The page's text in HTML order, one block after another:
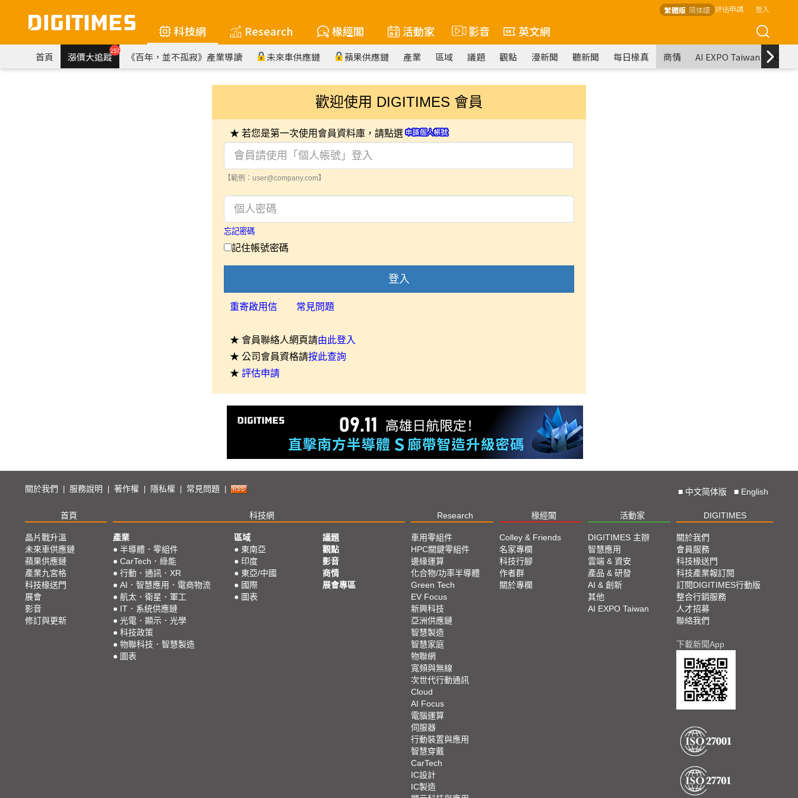
繁體版 简体版 評估申請 登入
科技網 Research 椽經閣 活動家 影音 英文網
首頁 漲價大追蹤257 《百年，並不孤寂》產業導讀 未來車供應鏈 蘋果供應鏈 產業 區域 議題 觀點 漫新聞 聽新聞 每日椽真 商情 AI EXPO Taiwan
歡迎使用 DIGITIMES 會員
★ 若您是第一次使用會員資料庫，請點選
【範例：user@company.com】
忘記密碼
記住帳號密碼
登入
重寄啟用信 常見問題
★ 會員聯絡人網頁請由此登入
★ 公司會員資格請按此查詢
★ 評估申請
關於我們 服務說明 著作權 隱私權 常見問題 ■ 中文简体版 ■ English
首頁 科技網 Research 椽經閣 活動家 DIGITIMES
晶片戰升溫
未來車供應鏈
蘋果供應鏈
產業九宮格
科技椽送門
展會
影音
修訂與更新
產業
● 半導體．零組件
● CarTech．綠能
● 行動．通訊．XR
● AI．智慧應用．電商物流
● 航太．衛星．軍工
● IT．系統供應鏈
● 光電．顯示．光學
● 科技政策
● 物聯科技．智慧製造
● 圖表
區域
● 東南亞
● 印度
● 東亞/中國
● 國際
● 圖表
議題
觀點
影音
商情
展會專區
車用零組件
HPC關鍵零組件
邊緣運算
化合物/功率半導體
Green Tech
EV Focus
新興科技
亞洲供應鏈
智慧製造
智慧家庭
物聯網
寬頻與無線
次世代行動通訊
Cloud
AI Focus
電腦運算
伺服器
行動裝置與應用
智慧穿戴
CarTech
IC設計
IC製造
Colley & Friends
名家專欄
科技行腳
作者群
關於專欄
DIGITIMES 主辦
智慧應用
雲端 & 資安
產品 & 研發
AI & 創新
其他
AI EXPO Taiwan
關於我們
會員服務
科技椽送門
科技產業報訂閱
訂閱DIGITIMES行動版
整合行銷服務
人才招募
聯絡我們
下載新聞App